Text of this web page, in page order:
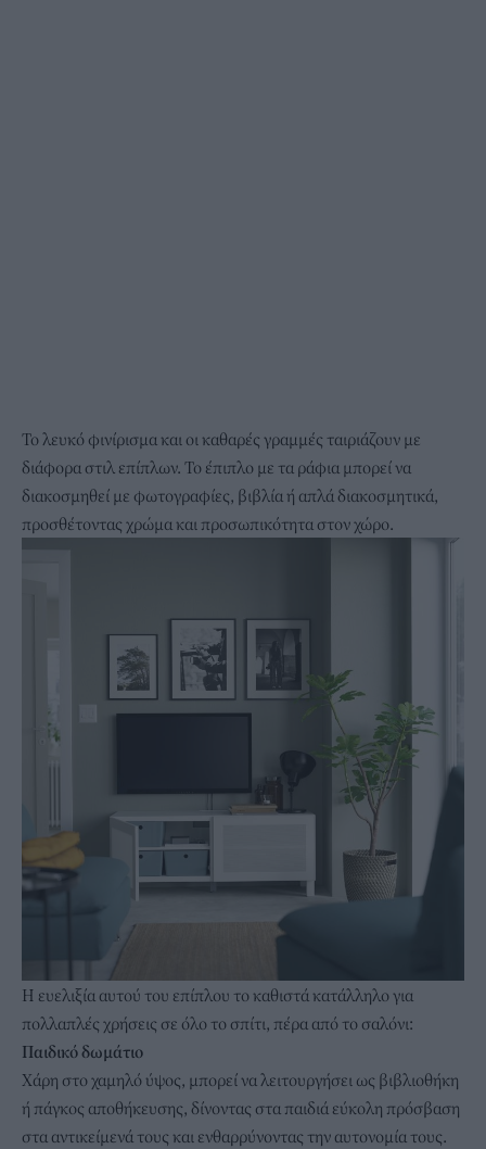
Το λευκό φινίρισμα και οι καθαρές γραμμές ταιριάζουν με
διάφορα στιλ επίπλων. Το έπιπλο με τα ράφια μπορεί να
διακοσμηθεί με φωτογραφίες, βιβλία ή απλά διακοσμητικά,
προσθέτοντας χρώμα και προσωπικότητα στον χώρο.
Η ευελιξία αυτού του επίπλου το καθιστά κατάλληλο για
πολλαπλές χρήσεις σε όλο το σπίτι, πέρα από το σαλόνι:
Παιδικό δωμάτιο
Χάρη στο χαμηλό ύψος, μπορεί να λειτουργήσει ως βιβλιοθήκη
ή πάγκος αποθήκευσης, δίνοντας στα παιδιά εύκολη πρόσβαση
στα αντικείμενά τους και ενθαρρύνοντας την αυτονομία τους.